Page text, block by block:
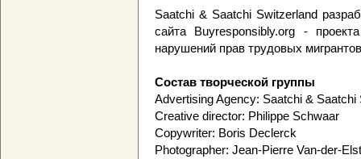
Saatchi & Saatchi Switzerland
сайта Buyresponsibly.org -
нарушений прав трудовых
Состав творческой группы
Advertising Agency: Saatchi & Saatchi
Creative director: Philippe Schwaar
Copywriter: Boris Declerck
Photographer: Jean-Pierre Van-der-Elst